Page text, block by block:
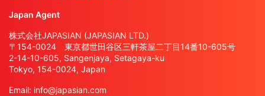
Japan Agent
株式会社JAPASIAN (JAPASIAN LTD.)
〒154-0024 東京都世田谷区三軒茶屋二丁目14番10-605号
2-14-10-605, Sangenjaya, Setagaya-ku
Tokyo, 154-0024, Japan
Email: info@japasian.com